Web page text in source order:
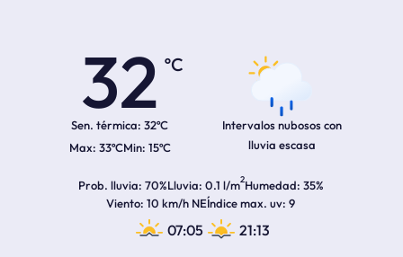
32
ºC
Sen. térmica: 32ºC
33ºC 15ºC
Intervalos nubosos con
lluvia escasa
Prob. lluvia 70%Lluvia 0.1 l/m2Humedad 35%
Viento 10 km/h NEÍndice max. uv 9
07:05 21:13